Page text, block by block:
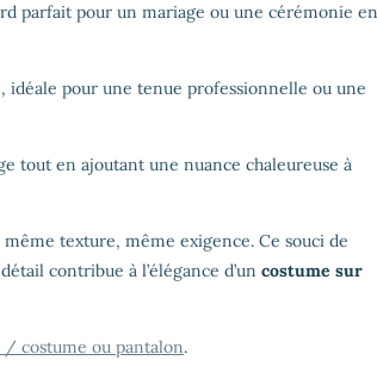
parfait pour un mariage ou une cérémonie en
pour une tenue professionnelle ou une
tout en ajoutant une nuance chaleureuse à
texture, même exigence. Ce souci de
contribue à l’élégance d’un costume sur
/ costume ou pantalon.